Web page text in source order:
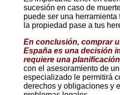
sucesión en caso de
puede ser una
la propiedad pase a tus
En conclusión, comprar
España es una decisión
requiere una
con el asesoramiento de
especializado le permitirá
derechos y obligaciones y